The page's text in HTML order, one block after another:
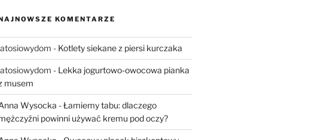
KOMENTARZE
- Kotlety siekane z piersi kurczaka
- Lekka jogurtowo-owocowa pianka
musem
Wysocka -Łamiemy tabu: dlaczego
powinni używać kremu pod oczy?